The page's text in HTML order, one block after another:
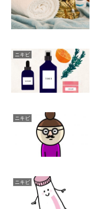
ニキビ
ニキビ
ニキビ